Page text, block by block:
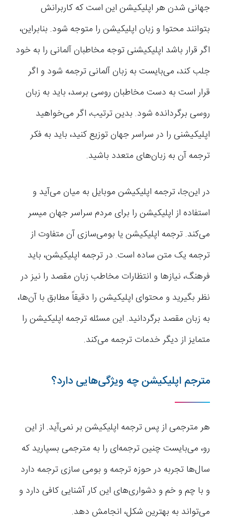
جهانی شدن هر اپلیکیشن این است که کاربرانش
بتوانند محتوا و زبان اپلیکیشن را متوجه شود. بنابراین،
اگر قرار باشد اپلیکیشنی توجه مخاطبان آلمانی را به خود
جلب کند، می‌بایست به زبان آلمانی ترجمه شود و اگر
قرار است به دست مخاطبان روسی برسد، باید به زبان
روسی برگردانده شود. بدین ترتیب، اگر می‌خواهید
اپلیکیشنی را در سراسر جهان توزیع کنید، باید به فکر
ترجمه آن به زبان‌های متعدد باشید.
در این‌جا، ترجمه اپلیکیشن موبایل به میان می‌آید و
استفاده از اپلیکیشن را برای مردم سراسر جهان میسر
می‌کند. ترجمه اپلیکیشن یا بومی‌سازی آن متفاوت از
ترجمه یک متن ساده است. در ترجمه اپلیکیشن، باید
فرهنگ، نیازها و انتظارات مخاطب زبان مقصد را نیز در
نظر بگیرید و محتوای اپلیکیشن را دقیقاً مطابق با آن‌ها،
به زبان مقصد برگردانید. این مسئله ترجمه اپلیکیشن را
متمایز از دیگر خدمات ترجمه می‌کند.
مترجم اپلیکیشن چه ویژگی‌هایی دارد؟
هر مترجمی از پس ترجمه اپلیکیشن بر نمی‌آید. از این
رو، می‌بایست چنین ترجمه‌ای را به مترجمی بسپارید که
سال‌ها تجربه در حوزه ترجمه و بومی سازی ترجمه دارد
و با چم و خم و دشواری‌های این کار آشنایی کافی دارد و
می‌تواند به بهترین شکل، انجامش دهد.